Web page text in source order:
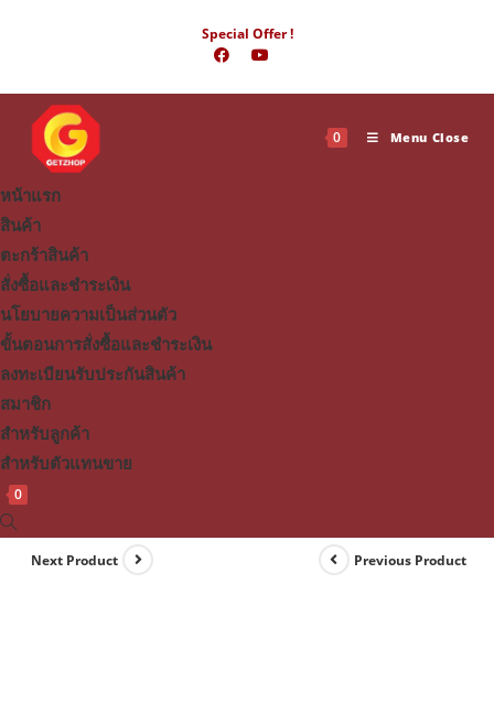
Special Offer !
0 Menu Close
หน้าแรก
สินค้า
ตะกร้าสินค้า
สั่งซื้อและชำระเงิน
นโยบายความเป็นส่วนตัว
ขั้นตอนการสั่งซื้อและชำระเงิน
ลงทะเบียนรับประกันสินค้า
สมาชิก
สำหรับลูกค้า
สำหรับตัวแทนขาย
0
Toggle
website
Previous Product
Next Product